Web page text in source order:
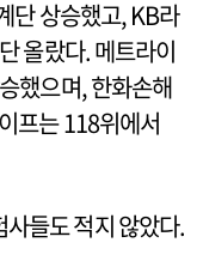
단 상승했고, KB라
올랐다. 메트라이
했으며, 한화손해
프는 118위에서
들도 적지 않았다.